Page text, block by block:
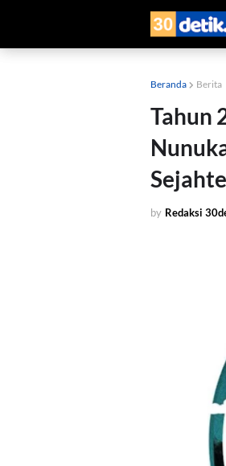
Beranda Berita
Tahun
by Redaksi